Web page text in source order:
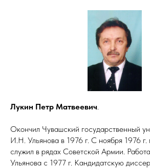
Лукин Петр Матвеевич
Окончил Чувашский государственный
И.Н. Ульянова в 1976 г. С ноября 1976 г.
служил в рядах Советской Армии.
Ульянова с 1977 г. Кандидатскую